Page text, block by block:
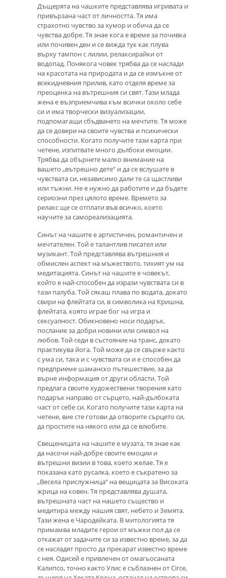
Дъщерята на чашките представлява игривата и
привързана част от личността. Тя има
страхотно чувство за хумор и обича да се
чувства добре. Тя знае кога е време за почивка
или почивен ден и се вижда тук как плува
върху тампон с лилии, релаксирайки от
водопад. Понякога човек трябва да се наслади
на красотата на природата и да се измъкне от
всекидневния прилив, като отделя време за
преоценка на вътрешния си свят. Тази млада
жена е възприемчива към всички около себе
си и има творчески визуализации,
подпомагащи сбъдването на мечтите. Тя може
да се довери на своите чувства и психически
способности. Когато получите тази карта при
четене, изпитвате много дълбоки емоции.
Трябва да обърнете малко внимание на
вашето „вътрешно дете“ и да се вслушате в
чувствата си, независимо дали те са щастливи
или тъжни. Не е нужно да работите и да бъдете
сериозни през цялото време. Времето за
релакс ще се отплати във всичко, което
научите за самореализацията.
Синът на чашите е артистичен, романтичен и
мечтателен. Той е талантлив писател или
музикант. Той представлява вътрешния и
обмислен аспект на мъжеството, тихият ум на
медитацията. Синът на чашите е човекът,
който е най-способен да изрази чувствата си в
тази палуба. Той сякаш плава по водата, докато
свири на флейтата си, в символика на Кришна,
флейтата, която играе бог на игра и
сексуалност. Обикновено носи подарък,
послание за добри новини или символ на
любов. Той седи в състояние на транс, докато
практикува йога. Той може да се свърже както
с ума си, така и с чувствата си и е способен да
предприеме шаманско пътешествие, за да
върне информация от други области. Той
предлага своите художествени творения като
подарък направо от сърцето, най-дълбоката
част от себе си. Когато получите тази карта на
четене, вие сте готови да отворите сърцето си,
да простите на някого или да се влюбите.
Свещеницата на чашите е музата, тя знае как
да насочи най-добре своите емоции и
вътрешни визии в това, което желае. Тя е
показана като русалка, което е съкратено за
„Весела прислужница“ на вещицата за Високата
жрица на ковен. Тя представлява душата,
вътрешната част на нашето същество и
медитира между нашия свят, небето и Земята.
Тази жена е Чародейката. В митологията тя
примамва младите герои от мъжки пол да се
откажат от задачите си за известно време, за да
се насладят просто да прекарат известно време
с нея. Одисей е привлечен от омагьосаната
Калипсо, точно както Улис е съблазнен от Circe,